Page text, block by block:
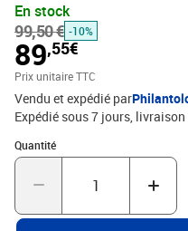
En stock
99,50 € -10%
89,55€
Prix unitaire TTC
Vendu et expédié par
Expédié sous 7 jours
Quantité
Quantité : 1